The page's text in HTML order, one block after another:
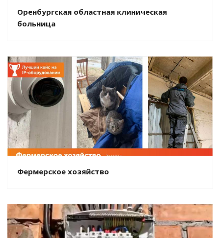
Оренбургская областная клиническая
больница
Фермерское хозяйство